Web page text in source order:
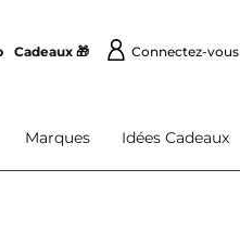
Cadeaux 🎁 Connectez-vous
Marques Idées Cadeaux